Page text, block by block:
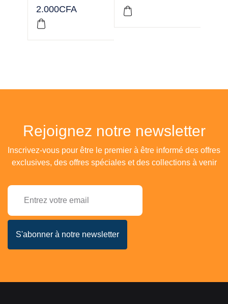
2.000CFA
Rejoignez notre newsletter
Inscrivez-vous pour être le premier à être informé des offres
exclusives, des offres spéciales et des collections à venir